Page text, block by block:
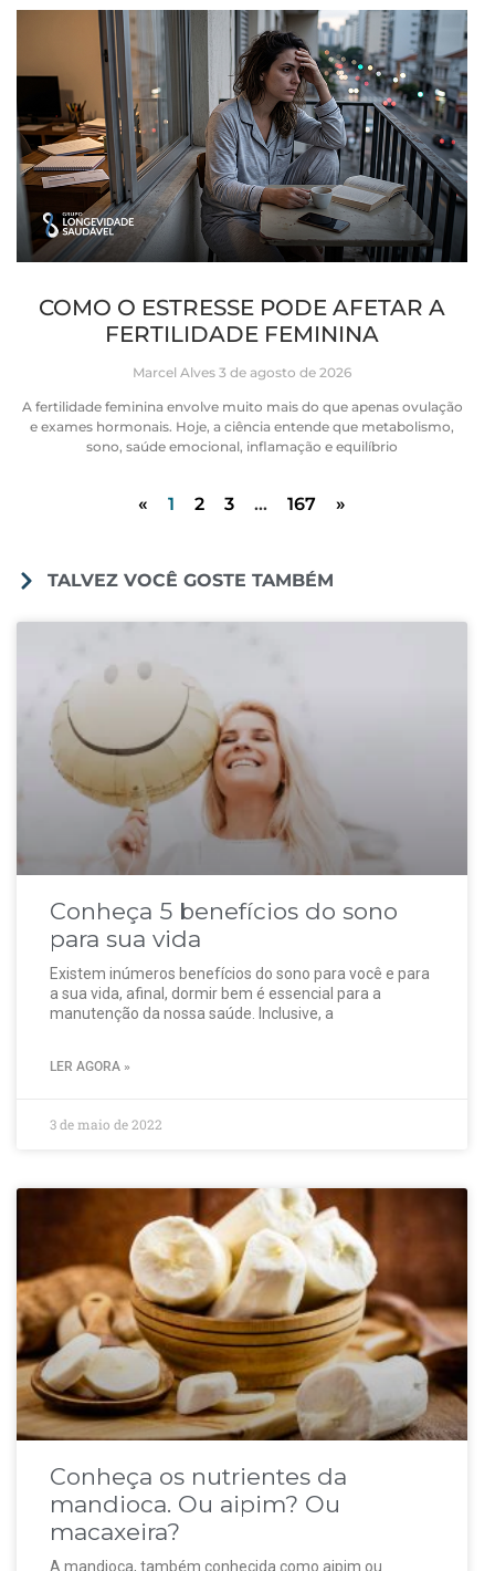
COMO O ESTRESSE PODE AFETAR A
FERTILIDADE FEMININA
Marcel Alves 3 de agosto de 2026
A fertilidade feminina envolve muito mais do que apenas ovulação
e exames hormonais. Hoje, a ciência entende que metabolismo,
sono, saúde emocional, inflamação e equilíbrio
« 1 2 3 … 167 »
TALVEZ VOCÊ GOSTE TAMBÉM
Conheça 5 benefícios do sono
para sua vida
Existem inúmeros benefícios do sono para você e para
a sua vida, afinal, dormir bem é essencial para a
manutenção da nossa saúde. Inclusive, a
LER AGORA »
3 de maio de 2022
Conheça os nutrientes da
mandioca. Ou aipim? Ou
macaxeira?
A mandioca, também conhecida como aipim ou